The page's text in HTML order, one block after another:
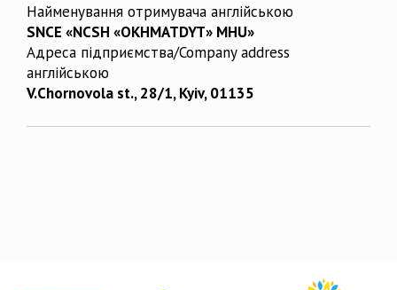
Найменування отримувача англійською
SNCE «NCSH «OKHMATDYT» MHU»
Адреса підприємства/Company address
англійською
V.Chornovola st., 28/1, Kyiv, 01135